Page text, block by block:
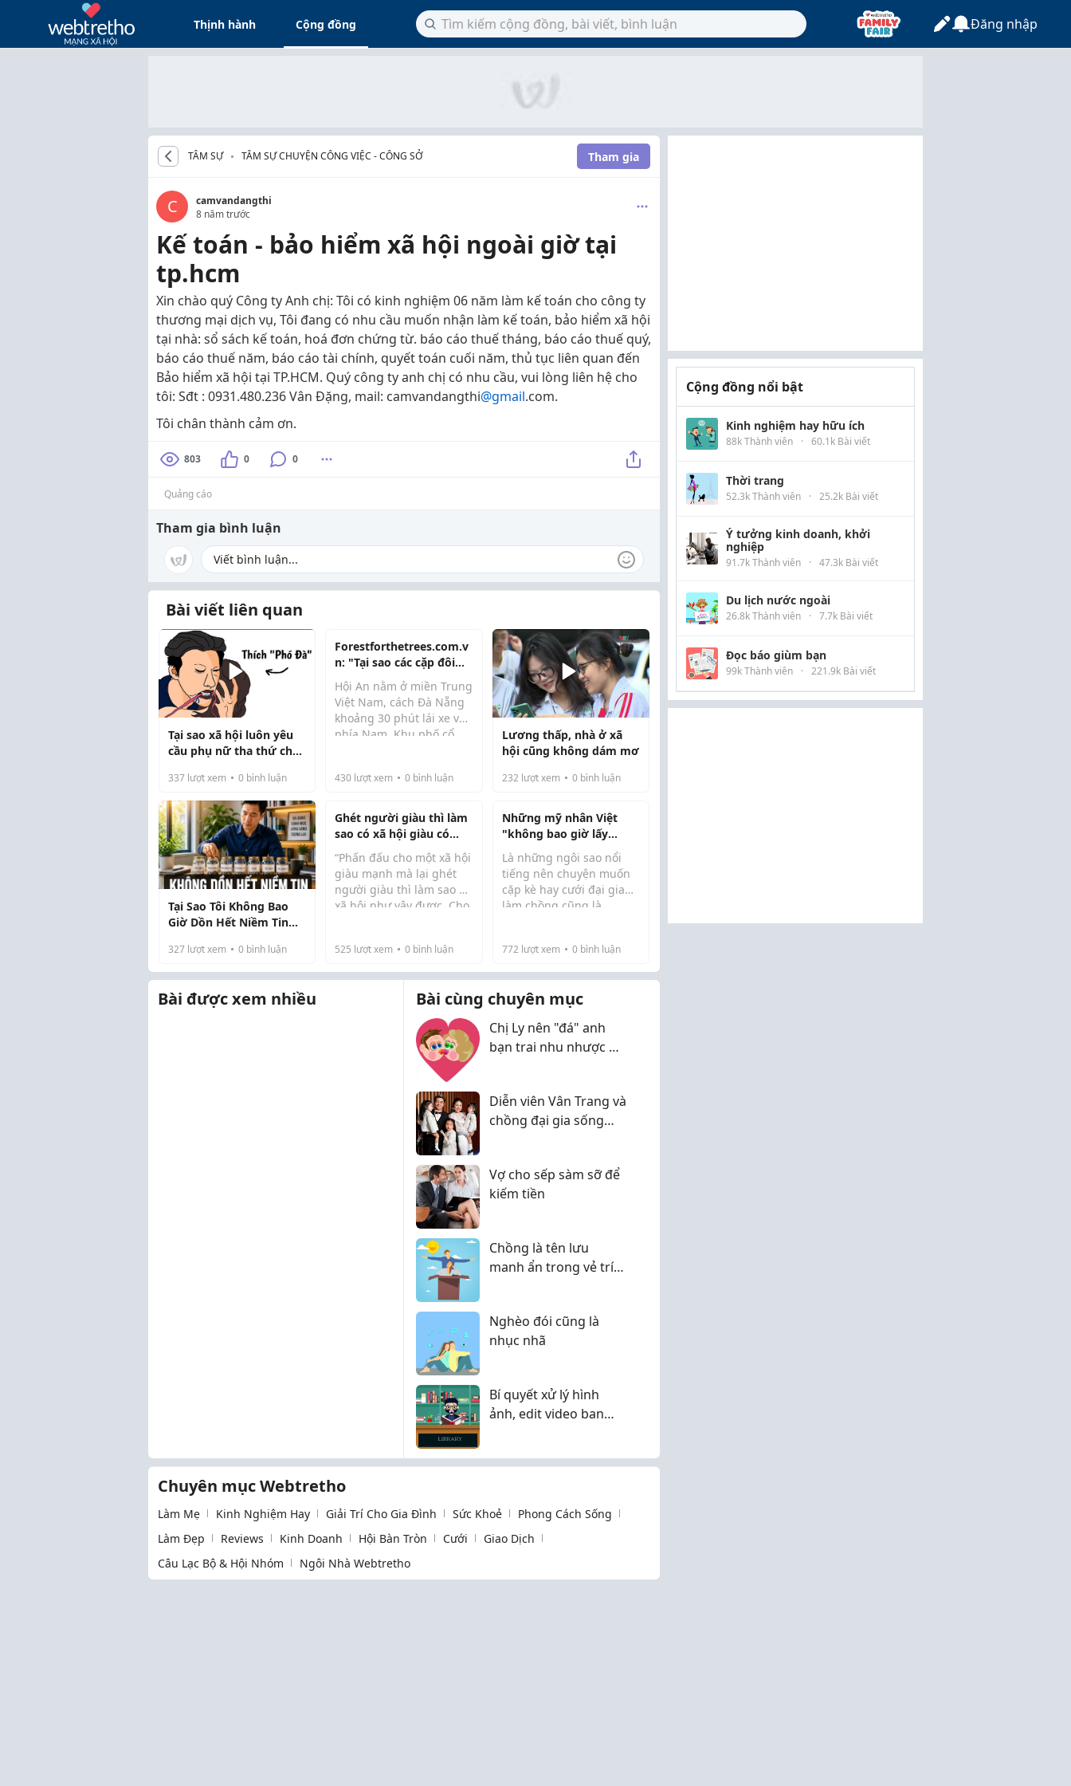
Thịnh hành Cộng đồng Đăng nhập
TÂM SỰ TÂM SỰ CHUYỆN CÔNG VIỆC - CÔNG SỞ Tham gia
C
camvandangthi
8 năm trước
Kế toán - bảo hiểm xã hội ngoài giờ tại
tp.hcm
Xin chào quý Công ty Anh chị: Tôi có kinh nghiệm 06 năm làm kế toán cho công ty
thương mại dịch vụ, Tôi đang có nhu cầu muốn nhận làm kế toán, bảo hiểm xã hội
tại nhà: sổ sách kế toán, hoá đơn chứng từ. báo cáo thuế tháng, báo cáo thuế quý,
báo cáo thuế năm, báo cáo tài chính, quyết toán cuối năm, thủ tục liên quan đến
Bảo hiểm xã hội tại TP.HCM. Quý công ty anh chị có nhu cầu, vui lòng liên hệ cho
tôi: Sđt : 0931.480.236 Vân Đặng, mail: camvandangthi@gmail.com.
Tôi chân thành cảm ơn.
803 0 0
Quảng cáo
Tham gia bình luận
Bài viết liên quan
Tại sao xã hội luôn yêu
cầu phụ nữ tha thứ cho
337 lượt xem 0 bình luận
Forestforthetrees.com.v
n: "Tại sao các cặp đôi
trên toàn thế giới lại
chọn tổ chức đám cưới
tại Hội An?"
Hội An nằm ở miền Trung
Việt Nam, cách Đà Nẵng
khoảng 30 phút lái xe về
phía Nam. Khu phố cổ
và là một điểm đến du
bỏ qua.
430 lượt xem 0 bình luận
Lương thấp, nhà ở xã
hội cũng không dám mơ
232 lượt xem 0bình luận
Tại Sao Tôi Không Bao
Giờ Dồn Hết Niềm Tin
Duy Nhất
327 lượt xem 0 bình luận
Ghét người giàu thì làm
sao có xã hội giàu có
được!
“Phấn đấu cho một xã hội
giàu mạnh mà lại ghét
người giàu thì làm sao có
xã hội như vậy được. Cho
Thiên trăn trở.
525 lượt xem 0 bình luận
Những mỹ nhân Việt
"không bao giờ lấy
chồng nghèo"
Là những ngôi sao nổi
tiếng nên chuyện muốn
cặp kè hay cưới đại gia
làm chồng cũng là
mạnh dạn chia sẻ quan
điểm của mình về vấn đề
này.
772 lượt xem 0bình luận
Bài được xem nhiều Bài cùng chuyên mục
Chị Ly nên "đá" anh
bạn trai nhu nhược đó
Diễn viên Vân Trang và
chồng đại gia sống
Vợ cho sếp sàm sỡ để
kiếm tiền
Chồng là tên lưu
manh ẩn trong vẻ trí
Nghèo đói cũng là
nhục nhã
Bí quyết xử lý hình
ảnh, edit video ban
lệch màu sắc!
Chuyên mục Webtretho
Làm Mẹ Kinh Nghiệm Hay Giải Trí Cho Gia Đình Sức Khoẻ
Phong Cách Sống
Làm Đẹp
Reviews Kinh Doanh Hội Bàn Tròn Cưới
Giao Dịch
Câu Lạc Bộ & Hội Nhóm
Ngôi Nhà Webtretho
Cộng đồng nổi bật
Kinh nghiệm hay hữu ích
88k Thành viên · 60.1k Bài viết
Thời trang
52.3k Thành viên · 25.2k Bài viết
Ý tưởng kinh doanh, khởi
nghiệp
91.7k Thành viên · 47.3k Bài viết
Du lịch nước ngoài
26.8k Thành viên · 7.7k Bài viết
Đọc báo giùm bạn
99k Thành viên · 221.9k Bài viết